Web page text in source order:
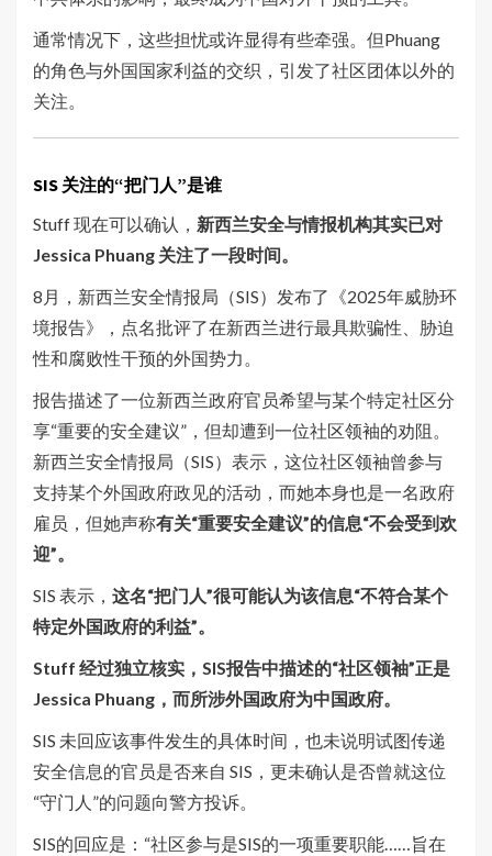
通常情况下，这些担忧或许显得有些牵强。但Phuang
的角色与外国国​​家利益的交织，引发了社区团体以外的
关注。
SIS 关注的“把门人”是谁
Stuff 现在可以确认， 新西兰安全与情报机构其实已对
Jessica Phuang 关注了一段时间。
8月，新西兰安全情报局（SIS）发布了《2025年威胁环
境报告》，点名批评了在新西兰进行最具欺骗性、胁迫
性和腐败性干预的外国势力。
报告描述了一位新西兰政府官员希望与某个特定社区分
享“重要的安全建议”，但却遭到一位社区领袖的劝阻。
新西兰安全情报局（SIS）表示，这位社区领袖曾参与
支持某个外国政府政见的活动，而她本身也是一名政府
雇员，但她声称有关“重要安全建议”的信息“不会受到欢
迎”。
SIS 表示， 这名“把门人”很可能认为该信息“不符合某个
特定外国政府的利益”。
Stuff 经过独立核实，SIS报告中描述的“社区领袖”正是
Jessica Phuang，而所涉外国政府为中国政府。
SIS 未回应该事件发生的具体时间，也未说明试图传递
安全信息的官员是否来自 SIS，更未确认是否曾就这位
“守门人”的问题向警方投诉。
SIS的回应是：“社区参与是SIS的一项重要职能……旨在